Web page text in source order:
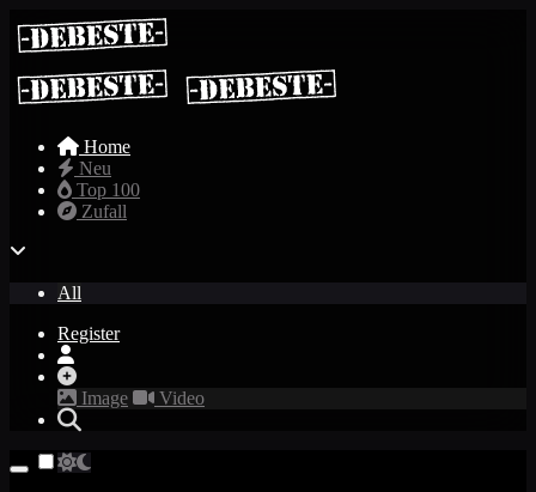
Home
Neu
Top 100
Zufall
All
Register
Image Video